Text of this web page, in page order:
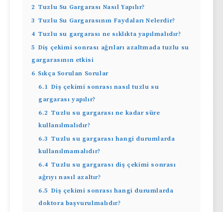
2 Tuzlu Su Gargarası Nasıl Yapılır?
3 Tuzlu Su Gargarasının Faydaları Nelerdir?
4 Tuzlu su gargarası ne sıklıkta yapılmalıdır?
5 Diş çekimi sonrası ağrıları azaltmada tuzlu su
gargarasının etkisi
6 Sıkça Sorulan Sorular
6.1 Diş çekimi sonrası nasıl tuzlu su
gargarası yapılır?
6.2 Tuzlu su gargarası ne kadar süre
kullanılmalıdır?
6.3 Tuzlu su gargarası hangi durumlarda
kullanılmamalıdır?
6.4 Tuzlu su gargarası diş çekimi sonrası
ağrıyı nasıl azaltır?
6.5 Diş çekimi sonrası hangi durumlarda
doktora başvurulmalıdır?